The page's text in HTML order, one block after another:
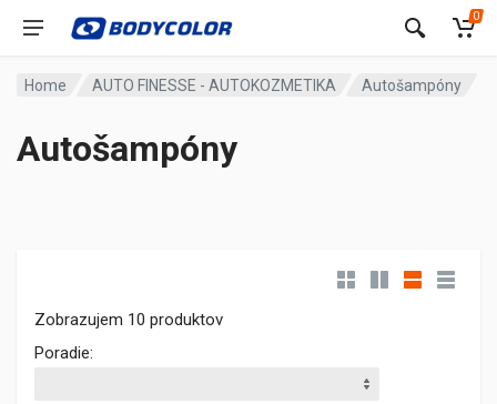
0
Home AUTO FINESSE - AUTOKOZMETIKA Autošampóny
Autošampóny
Zobrazujem 10 produktov
Poradie: